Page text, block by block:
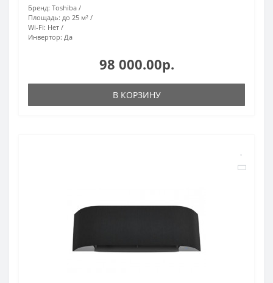
Бренд: Toshiba
Площадь: до 25 м²
Wi-Fi: Нет
Инвертор: Да
98 000.00р.
В КОРЗИНУ